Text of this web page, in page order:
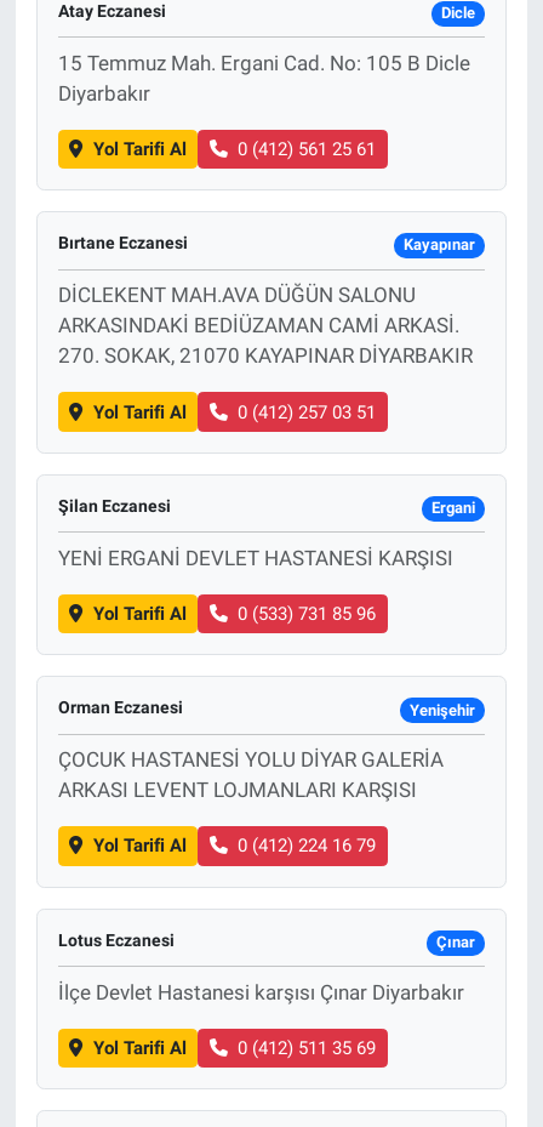
Atay Eczanesi Dicle
15 Temmuz Mah. Ergani Cad. No: 105 B Dicle
Diyarbakır
Yol Tarifi Al 0 (412) 561 25 61
Bırtane Eczanesi Kayapınar
DİCLEKENT MAH.AVA DÜĞÜN SALONU
ARKASINDAKİ BEDİÜZAMAN CAMİ ARKASİ.
270. SOKAK, 21070 KAYAPINAR DİYARBAKIR
Yol Tarifi Al 0 (412) 257 03 51
Şilan Eczanesi Ergani
YENİ ERGANİ DEVLET HASTANESİ KARŞISI
Yol Tarifi Al 0 (533) 731 85 96
Orman Eczanesi Yenişehir
ÇOCUK HASTANESİ YOLU DİYAR GALERİA
ARKASI LEVENT LOJMANLARI KARŞISI
Yol Tarifi Al 0 (412) 224 16 79
Lotus Eczanesi Çınar
İlçe Devlet Hastanesi karşısı Çınar Diyarbakır
Yol Tarifi Al 0 (412) 511 35 69